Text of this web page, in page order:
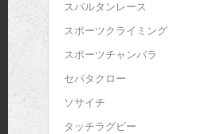
スパルタンレース
スポーツクライミング
スポーツチャンバラ
セパタクロー
ソサイチ
タッチラグビー